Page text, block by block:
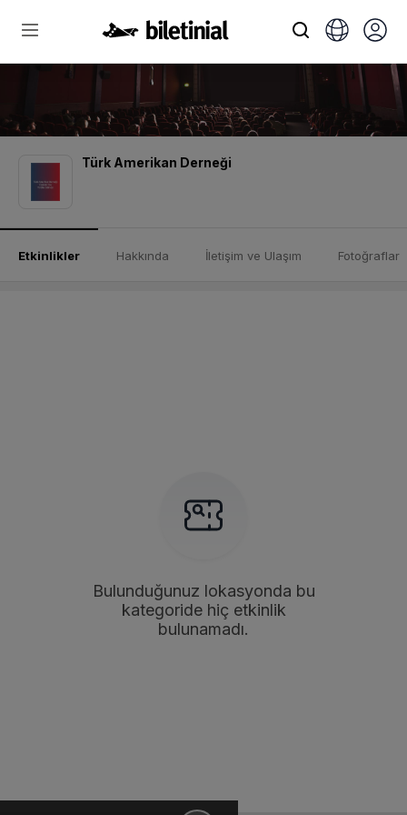
Türk Amerikan Derneği
Etkinlikler Hakkında İletişim ve Ulaşım Fotoğraflar
Bulunduğunuz lokasyonda bu
kategoride hiç etkinlik
bulunamadı.